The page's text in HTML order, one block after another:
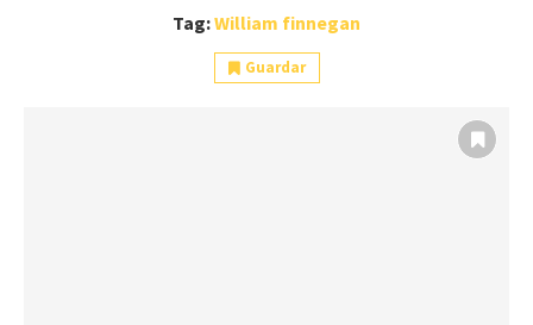
Tag:William finnegan
Guardar